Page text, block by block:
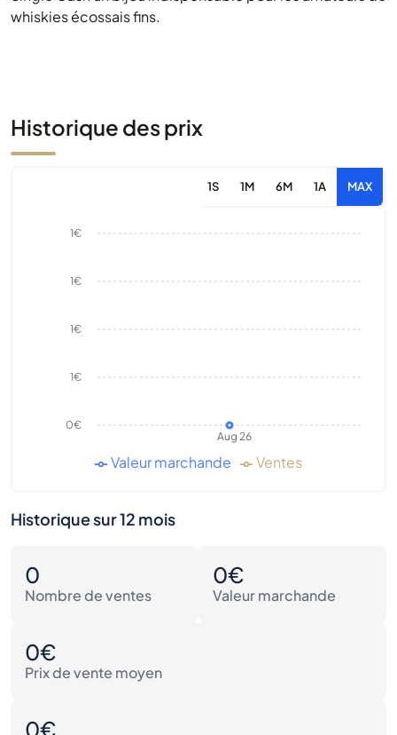
whiskies écossais fins.
Historique des prix
1S 1M 6M 1A MAX
Aug 26
0€
1€
1€
1€
1€
Valeur marchande Ventes
Historique sur 12 mois
0
Nombre de ventes
0€
Valeur marchande
0€
Prix de vente moyen
0€